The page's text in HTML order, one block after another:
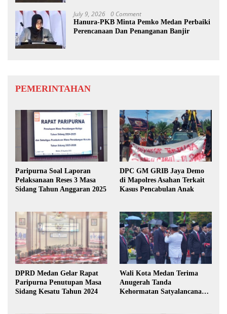
July 9, 2026 0 Comment
Hanura-PKB Minta Pemko Medan Perbaiki
Perencanaan Dan Penanganan Banjir
PEMERINTAHAN
Paripurna Soal Laporan
Pelaksanaan Reses 3 Masa
Sidang Tahun Anggaran 2025
DPC GM GRIB Jaya Demo
di Mapolres Asahan Terkait
Kasus Pencabulan Anak
DPRD Medan Gelar Rapat
Paripurna Penutupan Masa
Sidang Kesatu Tahun 2024
Wali Kota Medan Terima
Anugerah Tanda
Kehormatan Satyalancana